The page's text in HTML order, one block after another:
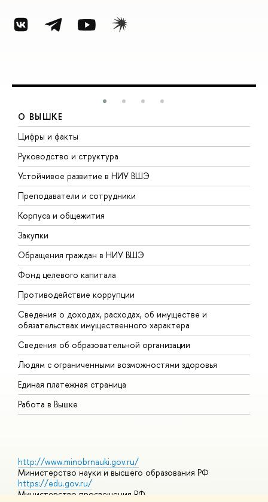
О ВЫШКЕ
Цифры и факты
Руководство и структура
Устойчивое развитие в НИУ ВШЭ
Преподаватели и сотрудники
Корпуса и общежития
Закупки
Обращения граждан в НИУ ВШЭ
Фонд целевого капитала
Противодействие коррупции
Сведения о доходах, расходах, об имуществе и
обязательствах имущественного характера
Сведения об образовательной организации
Людям с ограниченными возможностями здоровья
Единая платежная страница
Работа в Вышке
http://www.minobrnauki.gov.ru/
Министерство науки и высшего образования РФ
https://edu.gov.ru/
Министерство просвещения РФ